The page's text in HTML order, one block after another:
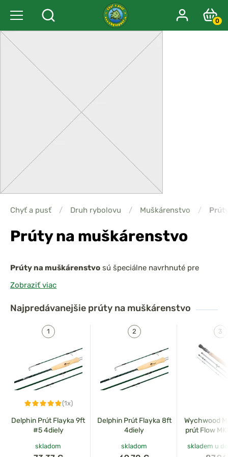
0
Chyť a pusť / Druh rybolovu / Muškárenstvo /
Prúty na muškárenstvo
Prúty na muškárenstvo sú špeciálne navrhnuté pre
jemný a presný rybolov s muškami. Vďaka svojej
profiluumožňujúpresné hádzanie ľahkých mušiek
a AFTM triedach, aby vyhovovali tak jemnému
pstruhového chytaniu na malých potokoch, ako aj
silnejšiemu muškárenstvu na väčších riekach.
Zobraziť viac
Najpredávanejšie prúty na muškárenstvo
(1x)
Delphin Prút Flayka 9ft
#5 4diely
skladom
Delphin Prút Flayka 8ft
4diely
skladom
Wychwood
prút Flow
skladem u